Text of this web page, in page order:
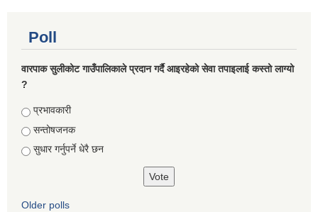
Poll
वारपाक सुलीकोट गाउँपालिकाले प्रदान गर्दै आइरहेको सेवा तपाइलाई कस्तो लाग्यो
?
Choices
प्रभावकारी
सन्तोषजनक
सुधार गर्नुपर्ने धेरै छन
Older polls